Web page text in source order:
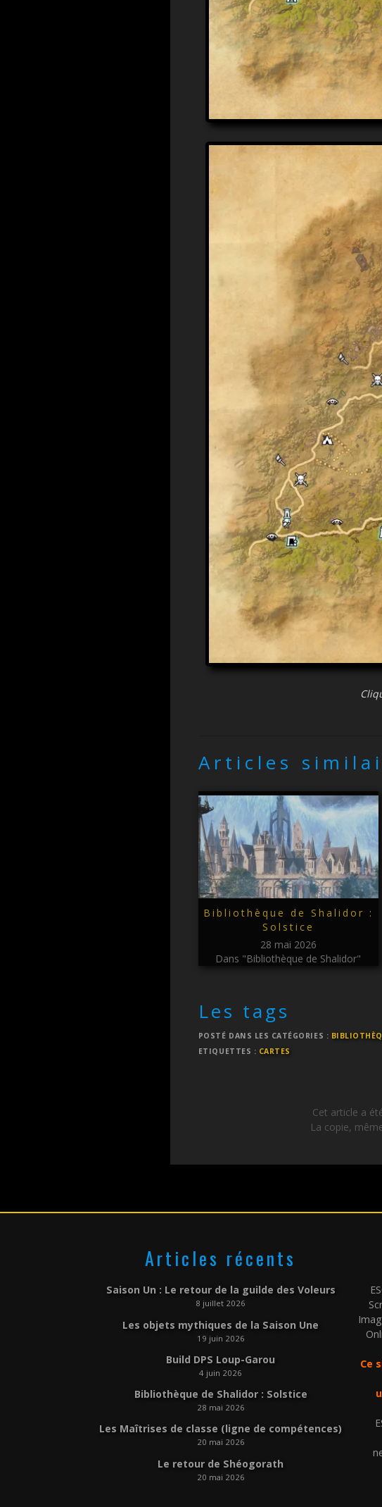
Articles
Bibliothèque de Shalidor :
Solstice
28 mai 2026
Dans "Bibliothèque de Shalidor"
Les tags
POSTÉ DANS LES CATÉGORIES :
ETIQUETTES : CARTES
Cet article a
La copie,
Articles récents
Saison Un : Le retour de la guilde des Voleurs
8 juillet 2026
Les objets mythiques de la Saison Une
19 juin 2026
Build DPS Loup-Garou
4 juin 2026
Bibliothèque de Shalidor : Solstice
28 mai 2026
Les Maîtrises de classe (ligne de compétences)
20 mai 2026
Le retour de Shéogorath
20 mai 2026
Ce